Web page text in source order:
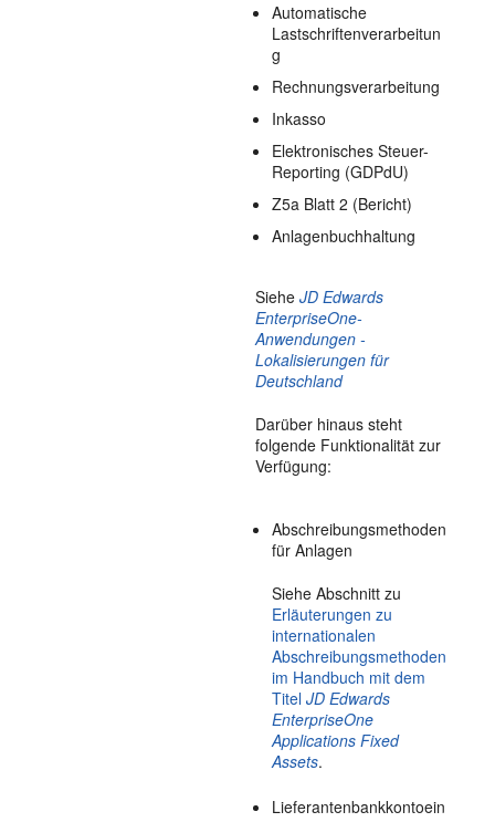
Automatische
Lastschriftenverarbeitun
g
Rechnungsverarbeitung
Inkasso
Elektronisches Steuer-
Reporting (GDPdU)
Z5a Blatt 2 (Bericht)
Anlagenbuchhaltung
SieheJD Edwards
EnterpriseOne-
Anwendungen -
Lokalisierungen für
Deutschland
Darüber hinaus steht
folgende Funktionalität zur
Verfügung:
Abschreibungsmethoden
für Anlagen
Siehe Abschnitt zu
Erläuterungen zu
internationalen
Abschreibungsmethoden
im Handbuch mit dem
TitelJD Edwards
EnterpriseOne
Applications Fixed
Assets.
Lieferantenbankkontoein